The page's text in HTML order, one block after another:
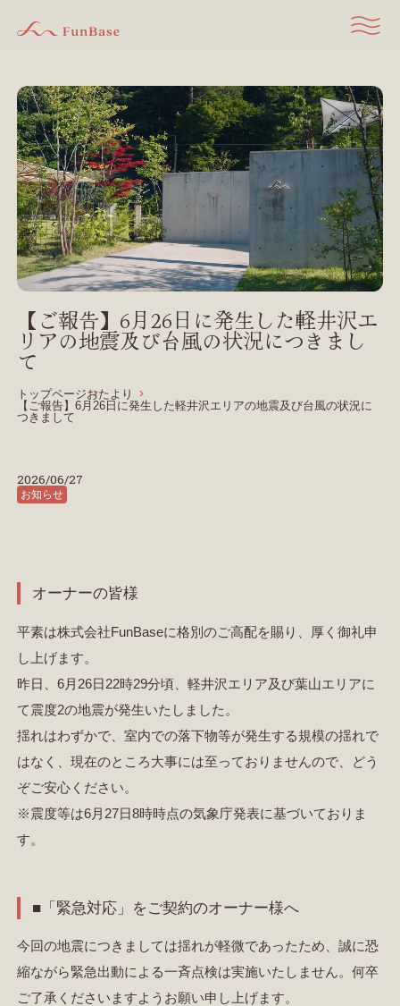
【ご報告】6月26日に発生した軽井沢エ
リアの地震及び台風の状況につきまし
て
トップページおたより
【ご報告】6月26日に発生した軽井沢エリアの地震及び台風の状況に
つきまして
2026/06/27
お知らせ
オーナーの皆様
平素は株式会社FunBaseに格別のご高配を賜り、厚く御礼申
し上げます。
昨日、6月26日22時29分頃、軽井沢エリア及び葉山エリアに
て震度2の地震が発生いたしました。
揺れはわずかで、室内での落下物等が発生する規模の揺れで
はなく、現在のところ大事には至っておりませんので、どう
ぞご安心ください。
※震度等は6月27日8時時点の気象庁発表に基づいておりま
す。
■「緊急対応」をご契約のオーナー様へ
今回の地震につきましては揺れが軽微であったため、誠に恐
縮ながら緊急出動による一斉点検は実施いたしません。何卒
ご了承くださいますようお願い申し上げます。